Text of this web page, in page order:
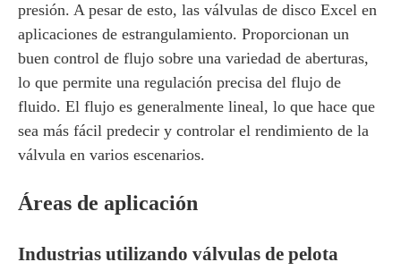
presión. A pesar de esto, las válvulas de disco Excel en
aplicaciones de estrangulamiento. Proporcionan un
buen control de flujo sobre una variedad de aberturas,
lo que permite una regulación precisa del flujo de
fluido. El flujo es generalmente lineal, lo que hace que
sea más fácil predecir y controlar el rendimiento de la
válvula en varios escenarios.
Áreas de aplicación
Industrias utilizando válvulas de pelota